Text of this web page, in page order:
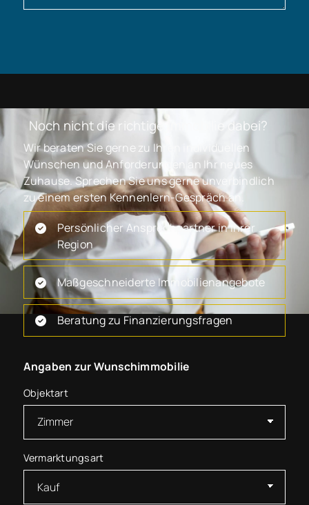
Noch nicht die richtige Immobilie dabei?
Wir beraten Sie gerne zu Ihren individuellen
Wünschen und Anforderungen an Ihr neues
Zuhause. Sprechen Sie uns gerne unverbindlich
zu einem ersten Kennenlern-Gespräch an.
Persönlicher Ansprechpartner in Ihrer
Region
Maßgeschneiderte Immobilienangebote
Beratung zu Finanzierungsfragen
Angaben zur Wunschimmobilie
Objektart
Vermarktungsart